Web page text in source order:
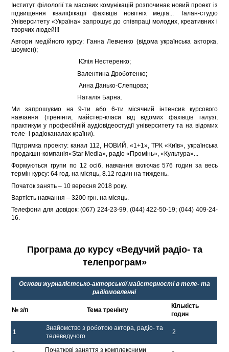
Інститут філології та масових комунікацій розпочинає новий проект із
підвищення кваліфікації фахівців новітніх медіа... Талан-студіо
Університету «Україна» запрошує до співпраці молодих, креативних і
творчих людей!!!
Автори медійного курсу: Ганна Левченко (відома українська акторка,
шоумен);
Юлія Нестеренко;
Валентина Дроботенко;
Анна Данько-Слепцова;
Наталія Барна.
Ми запрошуємо на 9-ти або 6-ти місячний інтенсив курсового
навчання (тренінги, майстер-класи від відомих фахівців галузі,
практикум у професійній аудіовідеостудії університету та на відомих
теле- і радіоканалах країни).
Підтримка проекту: канал 112, НОВИЙ, «1+1», ТРК «Київ», українська
продакшн-компанія«Star Media», радіо «Промінь», «Культура»...
Формуються групи по 12 осіб, навчання включає 576 годин за весь
термін курсу: 64 год. на місяць, 8.12 годин на тиждень.
Початок занять – 10 вересня 2018 року.
Вартість навчання – 3200 грн. на місяць.
Телефони для довідок: (067) 224-23-99, (044) 422-50-19; (044) 409-24-
16.
Програма до курсу «Ведучий радіо- та
телепрограм»
Основи журналістcько-акторської майстерності в теле- та
радіомовленні
№ з/п Тема тренінгу
Кількість
годин
1
Знайомство з роботою актора, радіо- та
телеведучого
2
Початкові заняття з комплексними